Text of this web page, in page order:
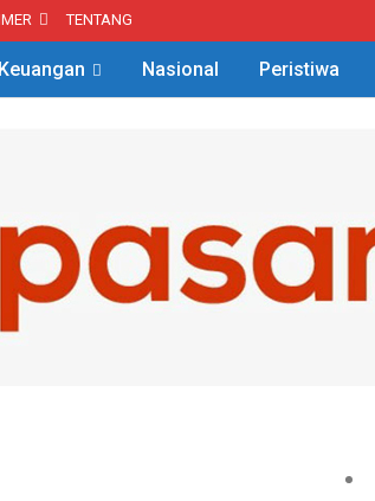
TENTANG
Keuangan Nasional Peristiwa